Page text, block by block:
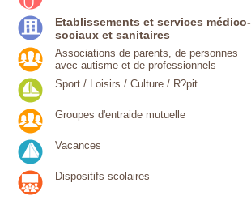
Etablissements et services médico-
sociaux et sanitaires
Associations de parents, de personnes
avec autisme et de professionnels
Sport / Loisirs / Culture / R?pit
Groupes d'entraide mutuelle
Vacances
Dispositifs scolaires